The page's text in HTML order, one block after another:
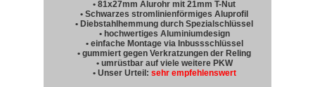
• 81x27mm Alurohr mit 21mm T-Nut
• Schwarzes stromlinienförmiges Aluprofil
• Diebstahlhemmung durch Spezialschlüssel
• hochwertiges Aluminiumdesign
• einfache Montage via Inbussschlüssel
• gummiert gegen Verkratzungen der Reling
• umrüstbar auf viele weitere PKW
• Unser Urteil: sehr empfehlenswert